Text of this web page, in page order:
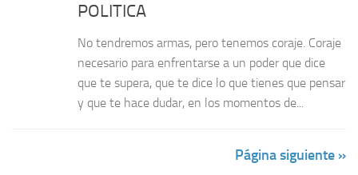
POLITICA
No tendremos armas, pero tenemos coraje. Coraje
necesario para enfrentarse a un poder que dice
que te supera, que te dice lo que tienes que pensar
y que te hace dudar, en los momentos de...
Página siguiente »